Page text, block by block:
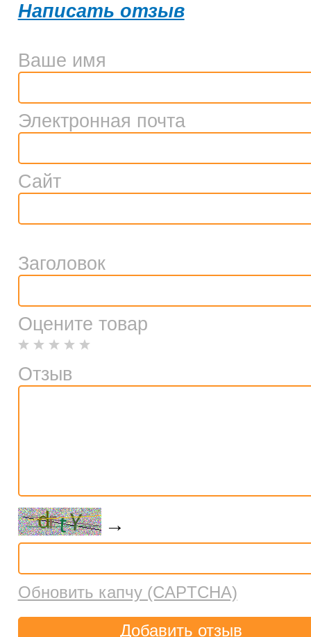
Написать отзыв
Ваше имя
Электронная почта
Сайт
Заголовок
Оцените товар
Отзыв
→
Обновить капчу (CAPTCHA)